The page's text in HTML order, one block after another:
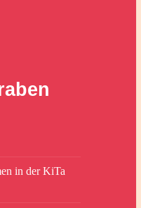
in der KiTa